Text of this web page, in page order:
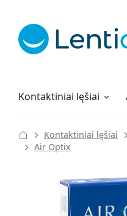
Kontaktiniai lęšiai
Lęšių tirpalai
Viskas apie
Kontaktiniai lęšiai
Air Optix